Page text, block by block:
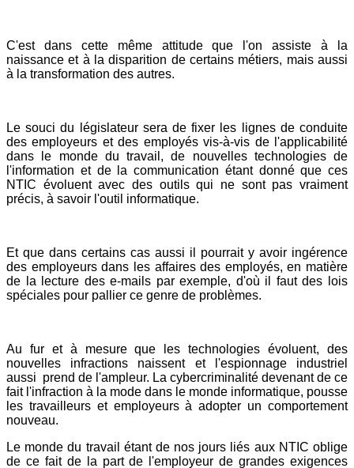
C'est dans cette même attitude que l'on assiste à la
naissance et à la disparition de certains métiers, mais aussi
à la transformation des autres.
Le souci du législateur sera de fixer les lignes de conduite
des employeurs et des employés vis-à-vis de l'applicabilité
dans le monde du travail, de nouvelles technologies de
l'information et de la communication étant donné que ces
NTIC évoluent avec des outils qui ne sont pas vraiment
précis, à savoir l'outil informatique.
Et que dans certains cas aussi il pourrait y avoir ingérence
des employeurs dans les affaires des employés, en matière
de la lecture des e-mails par exemple, d'où il faut des lois
spéciales pour pallier ce genre de problèmes.
Au fur et à mesure que les technologies évoluent, des
nouvelles infractions naissent et l'espionnage industriel
aussi prend de l'ampleur. La cybercriminalité devenant de ce
fait l'infraction à la mode dans le monde informatique, pousse
les travailleurs et employeurs à adopter un comportement
nouveau.
Le monde du travail étant de nos jours liés aux NTIC oblige
de ce fait de la part de l'employeur de grandes exigences